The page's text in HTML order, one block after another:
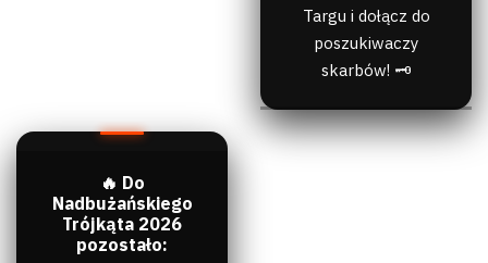
Targu i dołącz do
poszukiwaczy
skarbów! 🗝️
🔥 Do
Nadbużańskiego
Trójkąta 2026
pozostało: